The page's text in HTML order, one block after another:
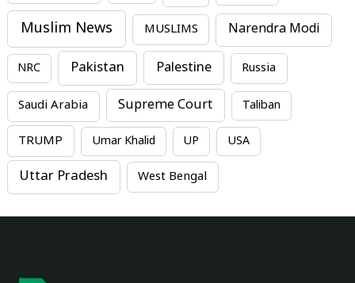
Muslim News MUSLIMS Narendra Modi
NRC Pakistan Palestine Russia
Saudi Arabia Supreme Court Taliban
TRUMP Umar Khalid UP USA
Uttar Pradesh West Bengal